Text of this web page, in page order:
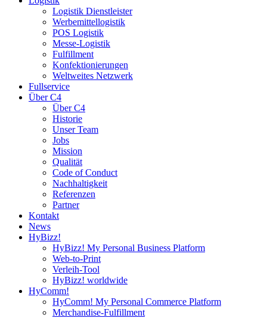
Logistik Dienstleister
Werbemittellogistik
POS Logistik
Messe-Logistik
Fulfillment
Konfektionierungen
Weltweites Netzwerk
Fullservice
Über C4
Über C4
Historie
Unser Team
Jobs
Mission
Qualität
Code of Conduct
Nachhaltigkeit
Referenzen
Partner
Kontakt
News
HyBizz!
HyBizz! My Personal Business Platform
Web-to-Print
Verleih-Tool
HyBizz! worldwide
HyComm!
HyComm! My Personal Commerce Platform
Merchandise-Fulfillment